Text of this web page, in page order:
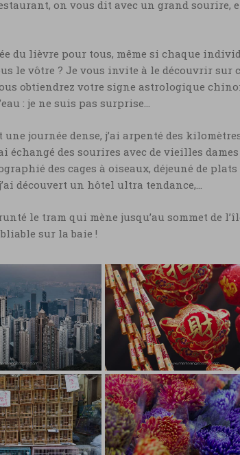
on vous dit avec un grand sourire,
du lièvre pour tous, même si chaque
le vôtre ? Je vous invite à le découvrir sur
obtiendrez votre signe astrologique
: je ne suis pas surprise…
une journée dense, j’ai arpenté des
échangé des sourires avec de vieilles
des cages à oiseaux, déjeuné de
découvert un hôtel ultra tendance,…
le tram qui mène jusqu’au sommet de
sur la baie !
Kong
Peak ©
Ostre
Kong depuis
Ange Ostre
Hong Kong,
rouge et or du
chinois © Marie-
Ostre
Hong Kong, couleurs
or du nouvel an
Marie-Ange Ostre